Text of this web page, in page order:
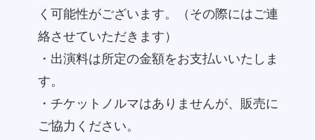
く可能性がございます。（その際にはご連
絡させていただきます）
・出演料は所定の金額をお支払いいたしま
す。
・チケットノルマはありませんが、販売に
ご協力ください。